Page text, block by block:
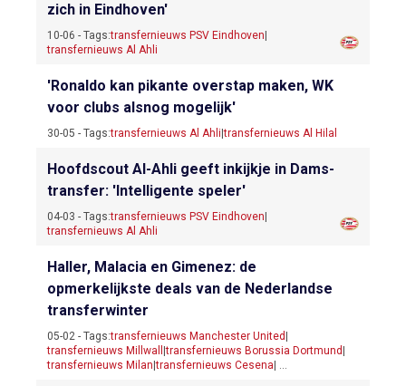
zich in Eindhoven'
10-06 - Tags:transfernieuws PSV Eindhoven
transfernieuws Al Ahli
'Ronaldo kan pikante overstap maken, WK
voor clubs alsnog mogelijk'
30-05 - Tags:transfernieuws Al Ahli |transfernieuws Al Hilal
Hoofdscout Al-Ahli geeft inkijkje in Dams-
transfer: 'Intelligente speler'
04-03 - Tags:transfernieuws PSV Eindhoven
transfernieuws Al Ahli
Haller, Malacia en Gimenez: de
opmerkelijkste deals van de Nederlandse
transferwinter
05-02 - Tags:transfernieuws Manchester United
transfernieuws Millwall
|transfernieuws Borussia Dortmund
transfernieuws Milan |transfernieuws Cesena | ...